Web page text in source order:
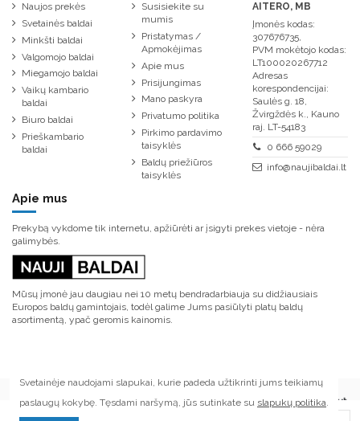
Naujos prekės
Svetainės baldai
Minkšti baldai
Valgomojo baldai
Miegamojo baldai
Vaikų kambario
baldai
Biuro baldai
Prieškambario
baldai
Susisiekite su
mumis
Pristatymas /
Apmokėjimas
Apie mus
Prisijungimas
Mano paskyra
Privatumo politika
Pirkimo pardavimo
taisyklės
Baldų priežiūros
taisyklės
AITERO, MB
Įmonės kodas:
307676735,
PVM mokėtojo kodas:
LT100020267712
Adresas
korespondencijai:
Saulės g. 18,
Žvirgždės k., Kauno
raj. LT-54183
0 666 59029
info@naujibaldai.lt
Apie mus
Prekybą vykdome tik internetu, apžiūrėti ar įsigyti prekes vietoje - nėra
galimybės.
Mūsų įmonė jau daugiau nei 10 metų bendradarbiauja su didžiausiais
Europos baldų gamintojais, todėl galime Jums pasiūlyti platų baldų
asortimentą, ypač geromis kainomis.
Svetainėje naudojami slapukai, kurie padeda užtikrinti jums teikiamų
paslaugų kokybę. Tęsdami naršymą, jūs sutinkate su slapukų politika.